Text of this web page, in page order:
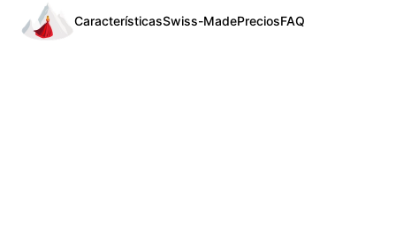
CaracterísticasSwiss-MadePreciosFAQ